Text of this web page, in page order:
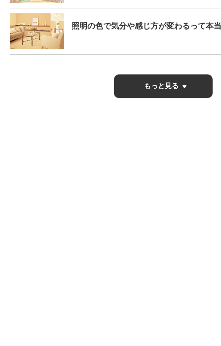
照明の色で気分や感じ方が変わるって本
もっと見る